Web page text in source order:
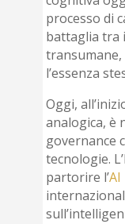
processo di
battaglia tra
l’essenza
Oggi,
analogica, è
governance
tecnologie.
partorire l’